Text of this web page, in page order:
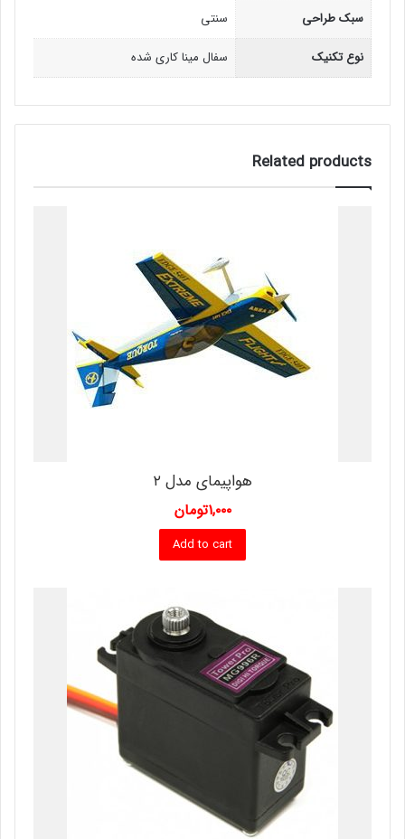
سبک طراحی سنتی
نوع تکنیک سفال مینا کاری شده
Related products
هواپیمای مدل ۲
۱,۰۰۰تومان
Add to cart